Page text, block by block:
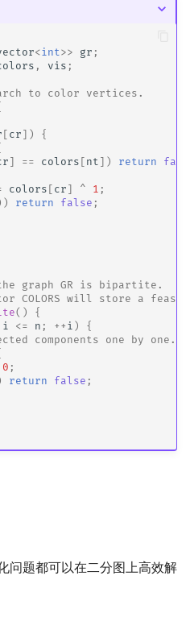
<int >> gr ;
, vis ;
to color vertices.
[ cr ])
{
] == colors [ nt ]) return
colors [ cr ] ^ 1 ;
return false ;
graph GR is bipartite.
COLORS will store a
()
{
i <= n ; ++ i )
{
components one by one.
0 ;
return false ;
问题都可以在二分图上高效解